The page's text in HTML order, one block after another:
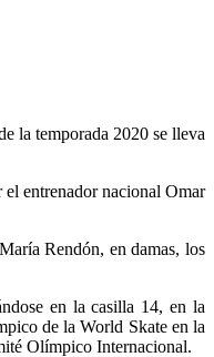
la temporada 2020 se lleva
entrenador nacional Omar
Rendón, en damas, los
en la casilla 14, en la
de la World Skate en la
Olímpico Internacional.